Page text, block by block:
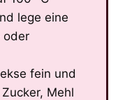
lege eine
oder
fein und
Mehl